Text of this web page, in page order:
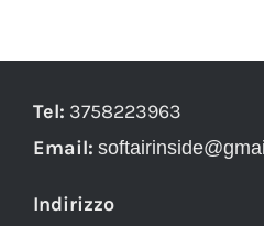
Tel: 3758223963
Email:
Indirizzo